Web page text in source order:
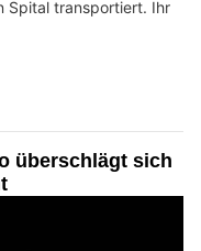
Spital transportiert. Ihr
überschlägt sich